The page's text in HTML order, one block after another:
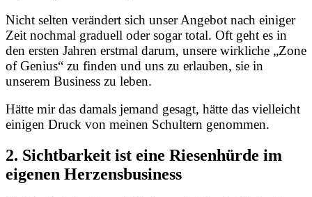
Nicht selten verändert sich unser Angebot nach einiger
Zeit nochmal graduell oder sogar total. Oft geht es in
den ersten Jahren erstmal darum, unsere wirkliche „Zone
of Genius“ zu finden und uns zu erlauben, sie in
unserem Business zu leben.
Hätte mir das damals jemand gesagt, hätte das vielleicht
einigen Druck von meinen Schultern genommen.
2. Sichtbarkeit ist eine Riesenhürde im
eigenen Herzensbusiness